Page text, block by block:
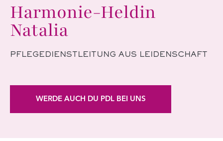
Harmonie-Heldin
Natalia
PFLEGEDIENSTLEITUNG AUS LEIDENSCHAFT
WERDE AUCH DU PDL BEI UNS